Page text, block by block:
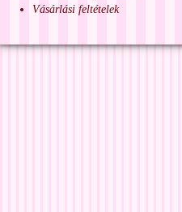
Vásárlási feltételek